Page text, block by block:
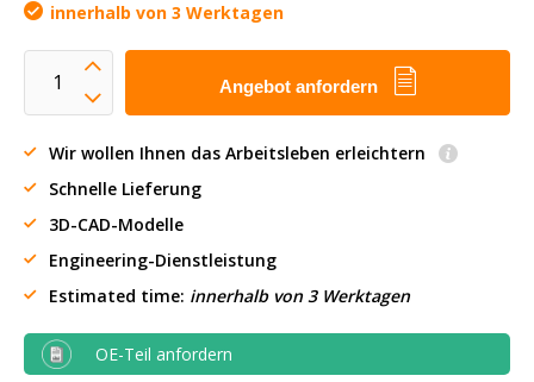
innerhalb von 3 Werktagen
Angebot anfordern
Wir wollen Ihnen das Arbeitsleben erleichtern
Schnelle Lieferung
3D-CAD-Modelle
Engineering-Dienstleistung
Estimated time: innerhalb von 3 Werktagen
OE-Teil anfordern